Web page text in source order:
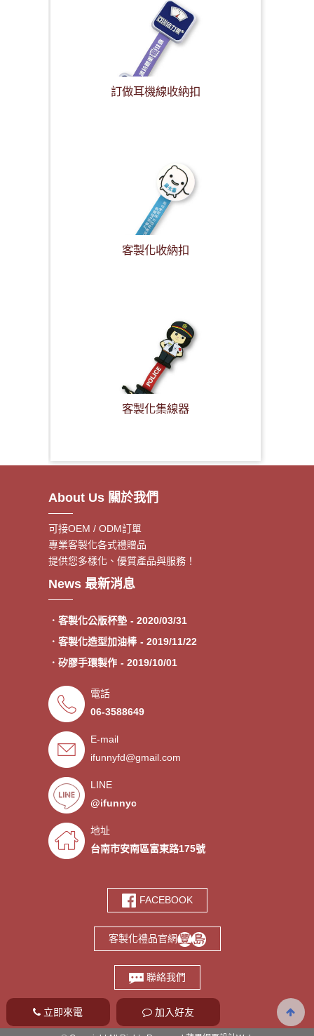
訂做耳機線收納扣
客製化收納扣
客製化集線器
About Us 關於我們
可接OEM / ODM訂單
專業客製化各式禮贈品
提供您多樣化、優質產品與服務！
News 最新消息
．客製化公版杯墊
- 2020/03/31
．客製化造型加油棒
- 2019/11/22
．矽膠手環製作
- 2019/10/01
．來圖印製氣囊支架 低起訂量
．超低價少量手環客製
．禮贈品客製化服務，歡迎免費
索取樣品。
．氣囊支架客製服務 - 2019/08/30
．廣告扇製作工廠 -競選造勢熱
門宣傳贈品
．宮廟神明結緣品訂做
．水晶滴膠氣囊支架製作
．客製氣囊手機支架 - 2019/06/18
．鑰匙圈少量客製印刷歡迎打樣‎ - 2019/05/10
．鑰匙圈客製化專家 - 2019/05/10
．台南螢幕擦拭貼製造廠商‎ - 2019/05/07
．選舉宣傳造勢擦拭貼訂做 - 2019/05/06
．伸縮氣囊手機支架客製 - 2019/04/18
電話
06-3588649
E-mail
ifunnyfd@gmail.com
LINE
@ifunnyc
地址
台南市安南區富東路175號
FACEBOOK
客製化禮品官網
聯絡我們
立即來電 加入好友